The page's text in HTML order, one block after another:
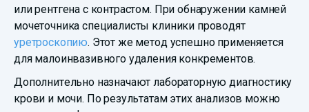
или рентгена с контрастом. При обнаружении камней
мочеточника специалисты клиники проводят
уретроскопию. Этот же метод успешно применяется
для малоинвазивного удаления конкрементов.
Дополнительно назначают лабораторную диагностику
крови и мочи. По результатам этих анализов можно